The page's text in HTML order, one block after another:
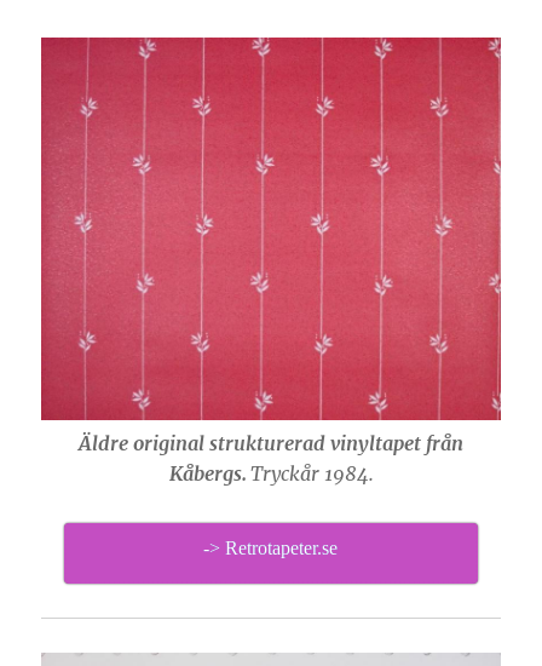
Äldre original strukturerad vinyltapet från
Kåbergs. Tryckår 1984.
-> Retrotapeter.se